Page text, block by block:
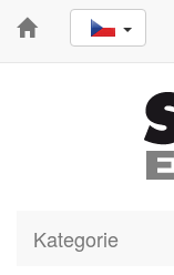
Kategorie